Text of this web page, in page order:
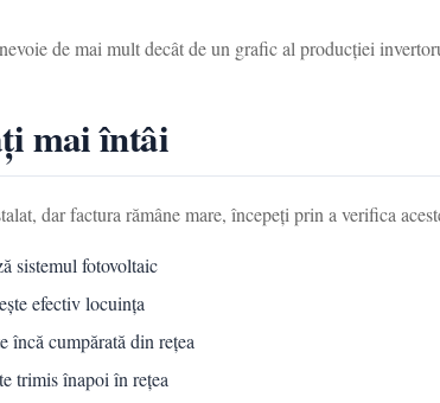
de mai mult decât de un grafic al producției
mai întâi
dar factura rămâne mare, începeți prin a verifica
sistemul fotovoltaic
efectiv locuința
încă cumpărată din rețea
trimis înapoi în rețea